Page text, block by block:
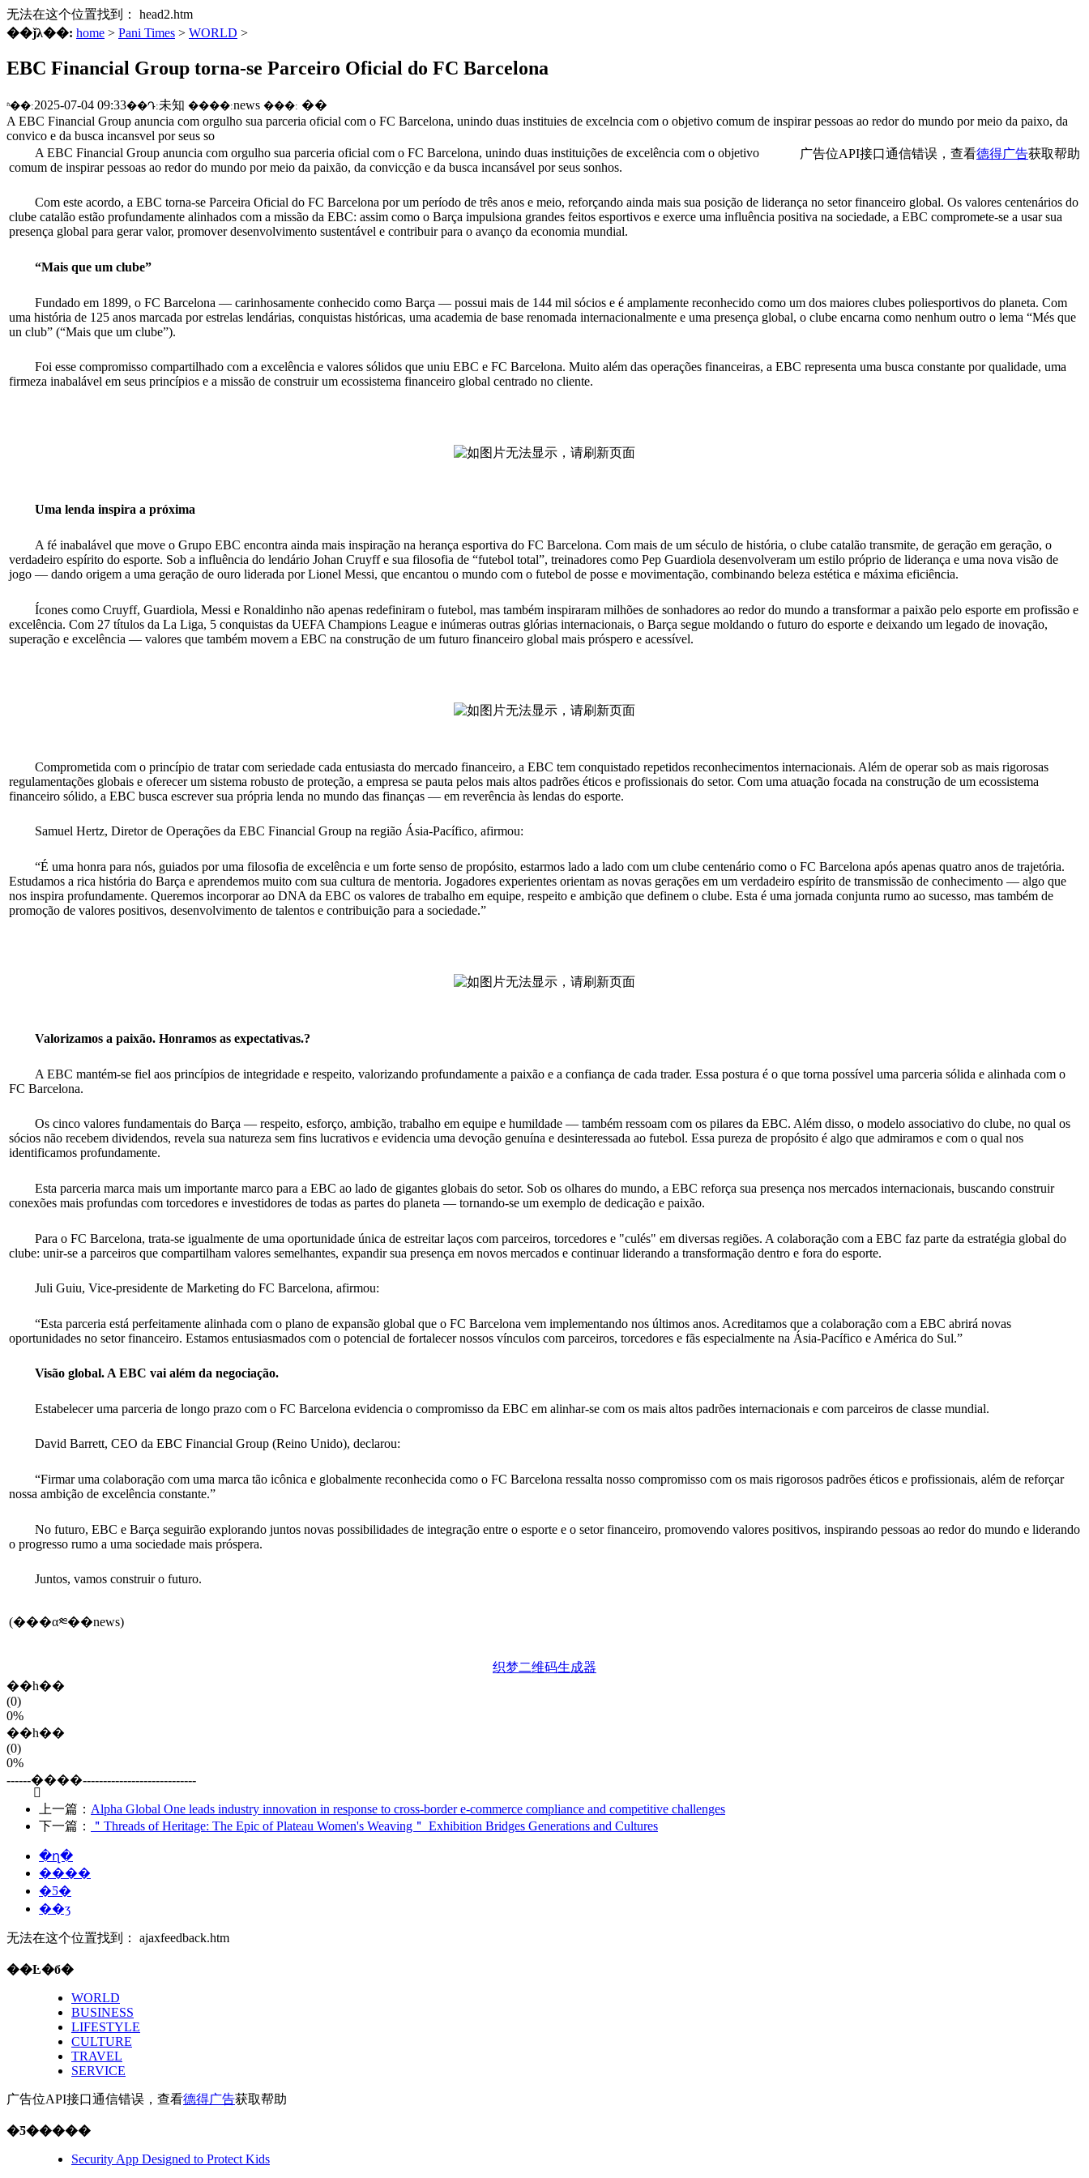
无法在这个位置找到： head2.htm
��ǰλ��: home > Pani Times > WORLD >
EBC Financial Group torna-se Parceiro Oficial do FC Barcelona
ʱ��:2025-07-04 09:33��Դ:未知 ����:news ���: ��
A EBC Financial Group anuncia com orgulho sua parceria oficial com o FC Barcelona, unindo duas instituies de excelncia com o objetivo comum de inspirar pessoas ao redor do mundo por meio da paixo, da
convico e da busca incansvel por seus so
广告位API接口通信错误，查看德得广告获取帮助
A EBC Financial Group anuncia com orgulho sua parceria oficial com o FC Barcelona, unindo duas instituições de excelência com o objetivo
comum de inspirar pessoas ao redor do mundo por meio da paixão, da convicção e da busca incansável por seus sonhos.
Com este acordo, a EBC torna-se Parceira Oficial do FC Barcelona por um período de três anos e meio, reforçando ainda mais sua posição de liderança no setor financeiro global. Os valores centenários do
clube catalão estão profundamente alinhados com a missão da EBC: assim como o Barça impulsiona grandes feitos esportivos e exerce uma influência positiva na sociedade, a EBC compromete-se a usar sua
presença global para gerar valor, promover desenvolvimento sustentável e contribuir para o avanço da economia mundial.
“Mais que um clube”
Fundado em 1899, o FC Barcelona — carinhosamente conhecido como Barça — possui mais de 144 mil sócios e é amplamente reconhecido como um dos maiores clubes poliesportivos do planeta. Com
uma história de 125 anos marcada por estrelas lendárias, conquistas históricas, uma academia de base renomada internacionalmente e uma presença global, o clube encarna como nenhum outro o lema “Més que
un club” (“Mais que um clube”).
Foi esse compromisso compartilhado com a excelência e valores sólidos que uniu EBC e FC Barcelona. Muito além das operações financeiras, a EBC representa uma busca constante por qualidade, uma
firmeza inabalável em seus princípios e a missão de construir um ecossistema financeiro global centrado no cliente.
Uma lenda inspira a próxima
A fé inabalável que move o Grupo EBC encontra ainda mais inspiração na herança esportiva do FC Barcelona. Com mais de um século de história, o clube catalão transmite, de geração em geração, o
verdadeiro espírito do esporte. Sob a influência do lendário Johan Cruyff e sua filosofia de “futebol total”, treinadores como Pep Guardiola desenvolveram um estilo próprio de liderança e uma nova visão de
jogo — dando origem a uma geração de ouro liderada por Lionel Messi, que encantou o mundo com o futebol de posse e movimentação, combinando beleza estética e máxima eficiência.
Ícones como Cruyff, Guardiola, Messi e Ronaldinho não apenas redefiniram o futebol, mas também inspiraram milhões de sonhadores ao redor do mundo a transformar a paixão pelo esporte em profissão e
excelência. Com 27 títulos da La Liga, 5 conquistas da UEFA Champions League e inúmeras outras glórias internacionais, o Barça segue moldando o futuro do esporte e deixando um legado de inovação,
superação e excelência — valores que também movem a EBC na construção de um futuro financeiro global mais próspero e acessível.
Comprometida com o princípio de tratar com seriedade cada entusiasta do mercado financeiro, a EBC tem conquistado repetidos reconhecimentos internacionais. Além de operar sob as mais rigorosas
regulamentações globais e oferecer um sistema robusto de proteção, a empresa se pauta pelos mais altos padrões éticos e profissionais do setor. Com uma atuação focada na construção de um ecossistema
financeiro sólido, a EBC busca escrever sua própria lenda no mundo das finanças — em reverência às lendas do esporte.
Samuel Hertz, Diretor de Operações da EBC Financial Group na região Ásia-Pacífico, afirmou:
“É uma honra para nós, guiados por uma filosofia de excelência e um forte senso de propósito, estarmos lado a lado com um clube centenário como o FC Barcelona após apenas quatro anos de trajetória.
Estudamos a rica história do Barça e aprendemos muito com sua cultura de mentoria. Jogadores experientes orientam as novas gerações em um verdadeiro espírito de transmissão de conhecimento — algo que
nos inspira profundamente. Queremos incorporar ao DNA da EBC os valores de trabalho em equipe, respeito e ambição que definem o clube. Esta é uma jornada conjunta rumo ao sucesso, mas também de
promoção de valores positivos, desenvolvimento de talentos e contribuição para a sociedade.”
Valorizamos a paixão. Honramos as expectativas.?
A EBC mantém-se fiel aos princípios de integridade e respeito, valorizando profundamente a paixão e a confiança de cada trader. Essa postura é o que torna possível uma parceria sólida e alinhada com o
FC Barcelona.
Os cinco valores fundamentais do Barça — respeito, esforço, ambição, trabalho em equipe e humildade — também ressoam com os pilares da EBC. Além disso, o modelo associativo do clube, no qual os
sócios não recebem dividendos, revela sua natureza sem fins lucrativos e evidencia uma devoção genuína e desinteressada ao futebol. Essa pureza de propósito é algo que admiramos e com o qual nos
identificamos profundamente.
Esta parceria marca mais um importante marco para a EBC ao lado de gigantes globais do setor. Sob os olhares do mundo, a EBC reforça sua presença nos mercados internacionais, buscando construir
conexões mais profundas com torcedores e investidores de todas as partes do planeta — tornando-se um exemplo de dedicação e paixão.
Para o FC Barcelona, trata-se igualmente de uma oportunidade única de estreitar laços com parceiros, torcedores e "culés" em diversas regiões. A colaboração com a EBC faz parte da estratégia global do
clube: unir-se a parceiros que compartilham valores semelhantes, expandir sua presença em novos mercados e continuar liderando a transformação dentro e fora do esporte.
Juli Guiu, Vice-presidente de Marketing do FC Barcelona, afirmou:
“Esta parceria está perfeitamente alinhada com o plano de expansão global que o FC Barcelona vem implementando nos últimos anos. Acreditamos que a colaboração com a EBC abrirá novas
oportunidades no setor financeiro. Estamos entusiasmados com o potencial de fortalecer nossos vínculos com parceiros, torcedores e fãs especialmente na Ásia-Pacífico e América do Sul.”
Visão global. A EBC vai além da negociação.
Estabelecer uma parceria de longo prazo com o FC Barcelona evidencia o compromisso da EBC em alinhar-se com os mais altos padrões internacionais e com parceiros de classe mundial.
David Barrett, CEO da EBC Financial Group (Reino Unido), declarou:
“Firmar uma colaboração com uma marca tão icônica e globalmente reconhecida como o FC Barcelona ressalta nosso compromisso com os mais rigorosos padrões éticos e profissionais, além de reforçar
nossa ambição de excelência constante.”
No futuro, EBC e Barça seguirão explorando juntos novas possibilidades de integração entre o esporte e o setor financeiro, promovendo valores positivos, inspirando pessoas ao redor do mundo e liderando
o progresso rumo a uma sociedade mais próspera.
Juntos, vamos construir o futuro.
(���α༭��news)
织梦二维码生成器
��һ��
(0)
0%
��һ��
(0)
0%
------�ָ���----------------------------
上一篇： Alpha Global One leads industry innovation in response to cross-border e-commerce compliance and competitive challenges
下一篇：
＂Threads of Heritage: The Epic of Plateau Women's Weaving＂ Exhibition Bridges Generations and Cultures
�ղ�
����
�Ƽ�
��ӡ
无法在这个位置找到： ajaxfeedback.htm
��Ŀ�б�
WORLD
BUSINESS
LIFESTYLE
CULTURE
TRAVEL
SERVICE
广告位API接口通信错误，查看德得广告获取帮助
�Ƽ�����
Security App Designed to Protect Kids